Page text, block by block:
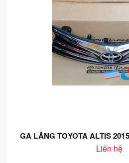
Liên hệ